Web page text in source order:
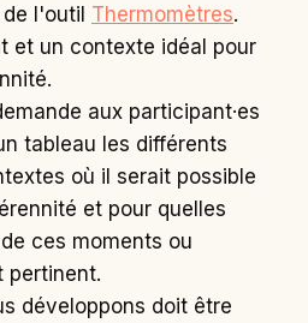
de l'outil Thermomètres.
et un contexte idéal pour
aux participant·es
tableau les différents
où il serait possible
et pour quelles
ces moments ou
pertinent.
développons doit être